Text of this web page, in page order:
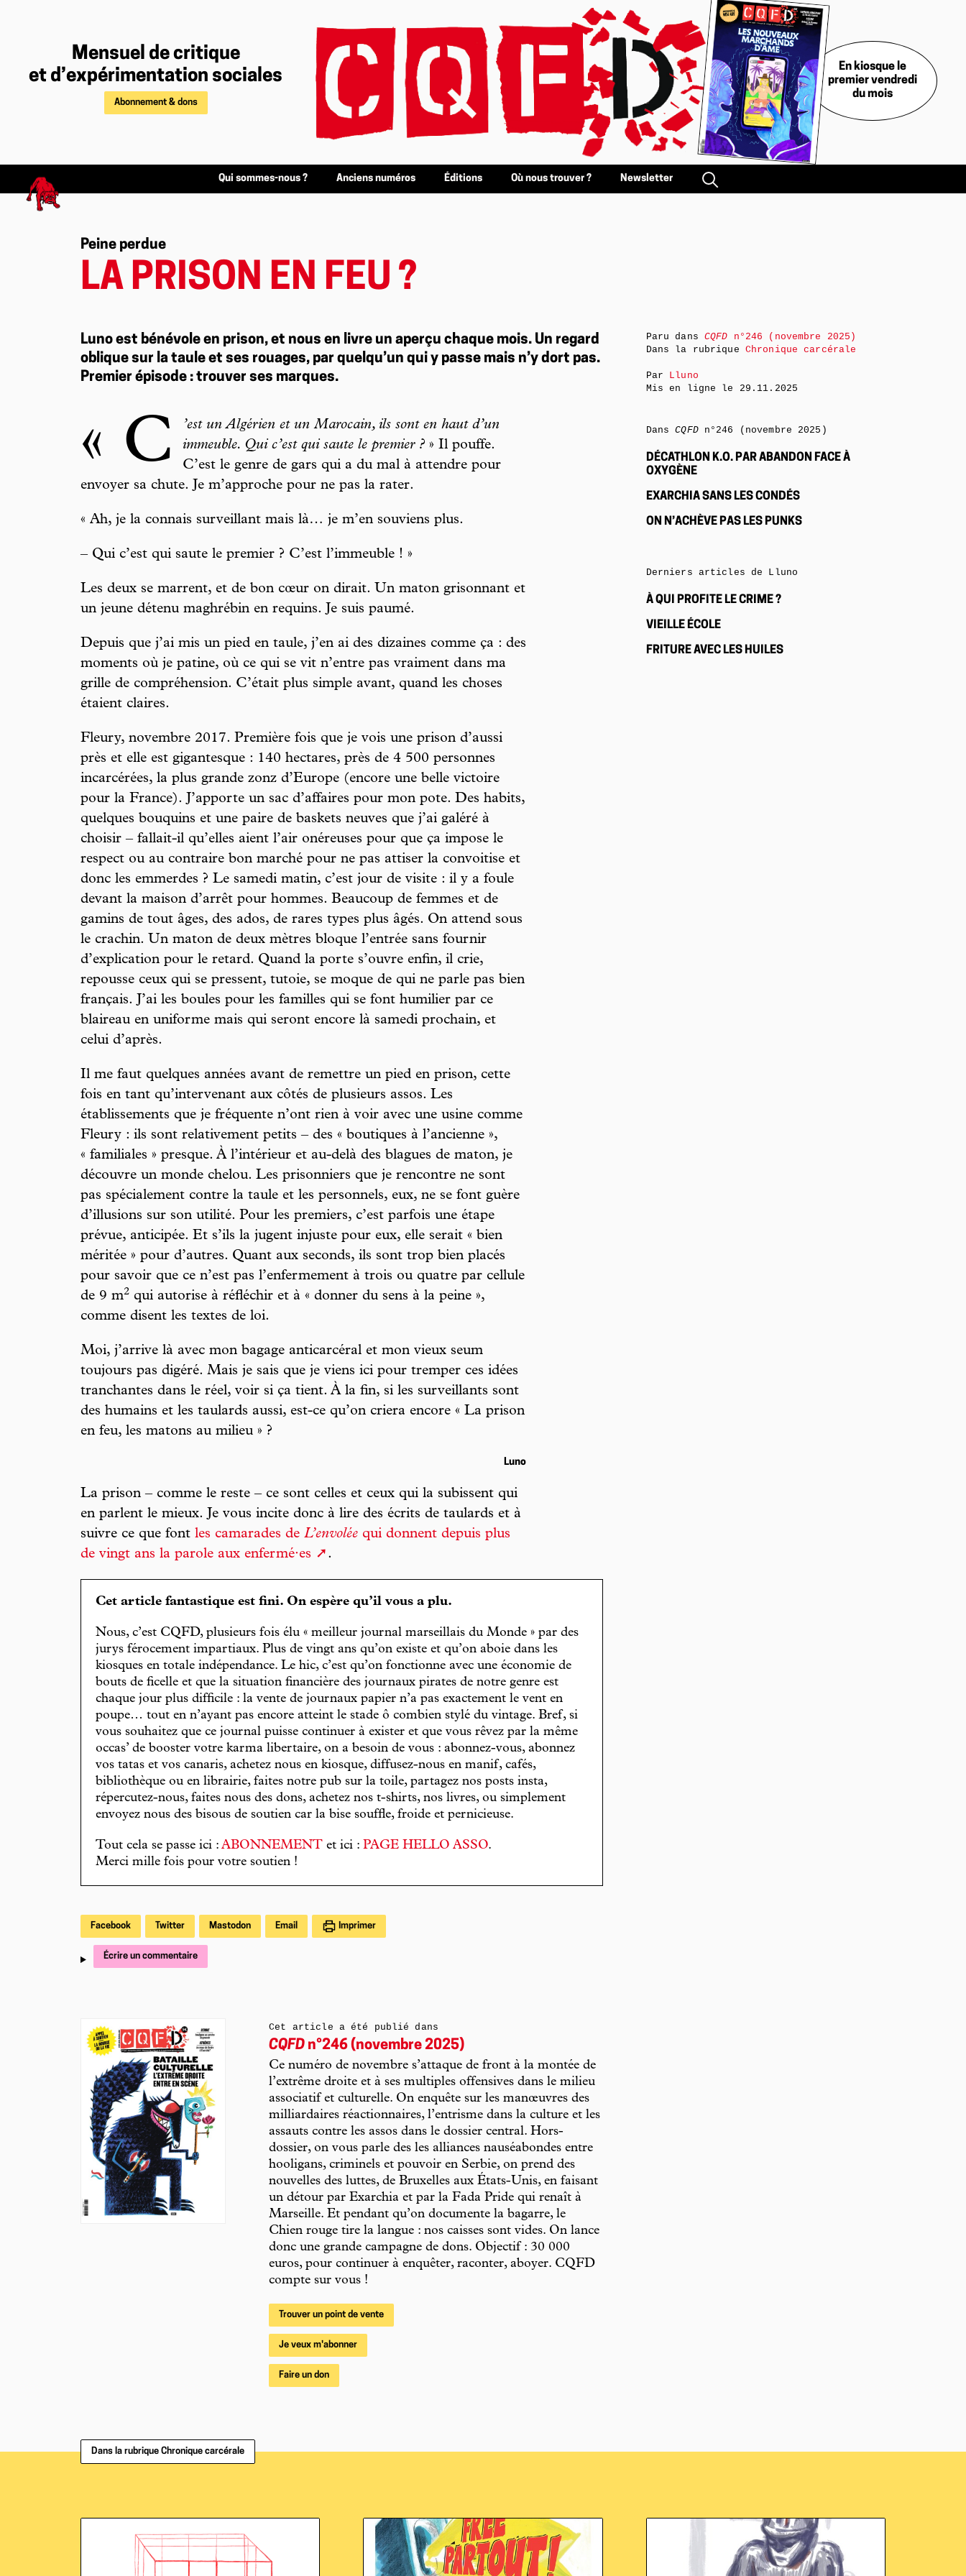
Mensuel de critique
et d’expérimentation sociales
Abonnement & dons
En kiosque le
premier vendredi
du mois
Qui sommes-nous ? Anciens numéros Éditions Où nous trouver ? Newsletter
Peine perdue
LA PRISON EN FEU ?
Luno est bénévole en prison, et nous en livre un aperçu chaque mois. Un regard
oblique sur la taule et ses rouages, par quelqu’un qui y passe mais n’y dort pas.
Premier épisode : trouver ses marques.
« C
’est un Algérien et un Marocain, ils sont en haut d’un
immeuble. Qui c’est qui saute le premier ? » Il pouffe.
C’est le genre de gars qui a du mal à attendre pour
envoyer sa chute. Je m’approche pour ne pas la rater.
« Ah, je la connais surveillant mais là… je m’en souviens plus.
– Qui c’est qui saute le premier ? C’est l’immeuble ! »
Les deux se marrent, et de bon cœur on dirait. Un maton grisonnant et
un jeune détenu maghrébin en requins. Je suis paumé.
Depuis que j’ai mis un pied en taule, j’en ai des dizaines comme ça : des
moments où je patine, où ce qui se vit n’entre pas vraiment dans ma
grille de compréhension. C’était plus simple avant, quand les choses
étaient claires.
Fleury, novembre 2017. Première fois que je vois une prison d’aussi
près et elle est gigantesque : 140 hectares, près de 4 500 personnes
incarcérées, la plus grande zonz d’Europe (encore une belle victoire
pour la France). J’apporte un sac d’affaires pour mon pote. Des habits,
quelques bouquins et une paire de baskets neuves que j’ai galéré à
choisir – fallait-il qu’elles aient l’air onéreuses pour que ça impose le
respect ou au contraire bon marché pour ne pas attiser la convoitise et
donc les emmerdes ? Le samedi matin, c’est jour de visite : il y a foule
devant la maison d’arrêt pour hommes. Beaucoup de femmes et de
gamins de tout âges, des ados, de rares types plus âgés. On attend sous
le crachin. Un maton de deux mètres bloque l’entrée sans fournir
d’explication pour le retard. Quand la porte s’ouvre enfin, il crie,
repousse ceux qui se pressent, tutoie, se moque de qui ne parle pas bien
français. J’ai les boules pour les familles qui se font humilier par ce
blaireau en uniforme mais qui seront encore là samedi prochain, et
celui d’après.
Il me faut quelques années avant de remettre un pied en prison, cette
fois en tant qu’intervenant aux côtés de plusieurs assos. Les
établissements que je fréquente n’ont rien à voir avec une usine comme
Fleury : ils sont relativement petits – des « boutiques à l’ancienne »,
« familiales » presque. À l’intérieur et au-delà des blagues de maton, je
découvre un monde chelou. Les prisonniers que je rencontre ne sont
pas spécialement contre la taule et les personnels, eux, ne se font guère
d’illusions sur son utilité. Pour les premiers, c’est parfois une étape
prévue, anticipée. Et s’ils la jugent injuste pour eux, elle serait « bien
méritée » pour d’autres. Quant aux seconds, ils sont trop bien placés
pour savoir que ce n’est pas l’enfermement à trois ou quatre par cellule
de 9 m2 qui autorise à réfléchir et à « donner du sens à la peine »,
comme disent les textes de loi.
Moi, j’arrive là avec mon bagage anticarcéral et mon vieux seum
toujours pas digéré. Mais je sais que je viens ici pour tremper ces idées
tranchantes dans le réel, voir si ça tient. À la fin, si les surveillants sont
des humains et les taulards aussi, est-ce qu’on criera encore « La prison
en feu, les matons au milieu » ?
Luno
La prison – comme le reste – ce sont celles et ceux qui la subissent qui
en parlent le mieux. Je vous incite donc à lire des écrits de taulards et à
suivre ce que font les camarades de L’envolée qui donnent depuis plus
de vingt ans la parole aux enfermé·es
.
Cet article fantastique est fini. On espère qu’il vous a plu.
Nous, c’est CQFD, plusieurs fois élu « meilleur journal marseillais du Monde » par des
jurys férocement impartiaux. Plus de vingt ans qu’on existe et qu’on aboie dans les
kiosques en totale indépendance. Le hic, c’est qu’on fonctionne avec une économie de
bouts de ficelle et que la situation financière des journaux pirates de notre genre est
chaque jour plus difficile : la vente de journaux papier n’a pas exactement le vent en
poupe… tout en n’ayant pas encore atteint le stade ô combien stylé du vintage. Bref, si
vous souhaitez que ce journal puisse continuer à exister et que vous rêvez par la même
occas’ de booster votre karma libertaire, on a besoin de vous : abonnez-vous, abonnez
vos tatas et vos canaris, achetez nous en kiosque, diffusez-nous en manif, cafés,
bibliothèque ou en librairie, faites notre pub sur la toile, partagez nos posts insta,
répercutez-nous, faites nous des dons, achetez nos t-shirts, nos livres, ou simplement
envoyez nous des bisous de soutien car la bise souffle, froide et pernicieuse.
Tout cela se passe ici : ABONNEMENT et ici : PAGE HELLO ASSO.
Merci mille fois pour votre soutien !
Facebook Twitter Mastodon Email Imprimer
Écrire un commentaire
Cet article a été publié dans
CQFD n°246 (novembre 2025)
Ce numéro de novembre s’attaque de front à la montée de
l’extrême droite et à ses multiples offensives dans le milieu
associatif et culturelle. On enquête sur les manœuvres des
milliardaires réactionnaires, l’entrisme dans la culture et les
assauts contre les assos dans le dossier central. Hors-
dossier, on vous parle des les alliances nauséabondes entre
hooligans, criminels et pouvoir en Serbie, on prend des
nouvelles des luttes, de Bruxelles aux États-Unis, en faisant
un détour par Exarchia et par la Fada Pride qui renaît à
Marseille. Et pendant qu’on documente la bagarre, le
Chien rouge tire la langue : nos caisses sont vides. On lance
donc une grande campagne de dons. Objectif : 30 000
euros, pour continuer à enquêter, raconter, aboyer. CQFD
compte sur vous !
Trouver un point de vente
Je veux m'abonner
Faire un don
Paru dans CQFD n°246 (novembre 2025)
Dans la rubrique Chronique carcérale
Par Lluno
Mis en ligne le 29.11.2025
DansCQFDn°246 (novembre 2025)
DÉCATHLON K.O. PAR ABANDON FACE À
OXYGÈNE
EXARCHIA SANS LES CONDÉS
ON N’ACHÈVE PAS LES PUNKS
Derniers articles de Lluno
À QUI PROFITE LE CRIME ?
VIEILLE ÉCOLE
FRITURE AVEC LES HUILES
Dans la rubrique Chronique carcérale